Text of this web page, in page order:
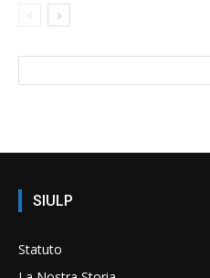
SIULP
Statuto